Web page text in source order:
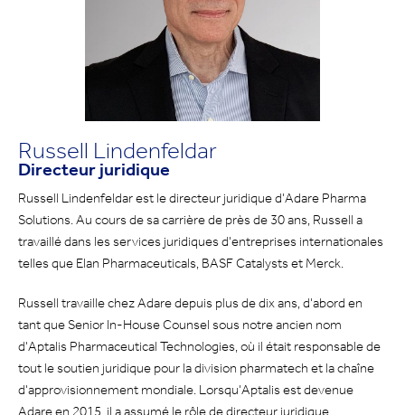
Russell Lindenfeldar
Directeur juridique
Russell Lindenfeldar est le directeur juridique d'Adare Pharma
Solutions. Au cours de sa carrière de près de 30 ans, Russell a
travaillé dans les services juridiques d'entreprises internationales
telles que Elan Pharmaceuticals, BASF Catalysts et Merck.
Russell travaille chez Adare depuis plus de dix ans, d'abord en
tant que Senior In-House Counsel sous notre ancien nom
d'Aptalis Pharmaceutical Technologies, où il était responsable de
tout le soutien juridique pour la division pharmatech et la chaîne
d'approvisionnement mondiale. Lorsqu'Aptalis est devenue
Adare en 2015, il a assumé le rôle de directeur juridique.